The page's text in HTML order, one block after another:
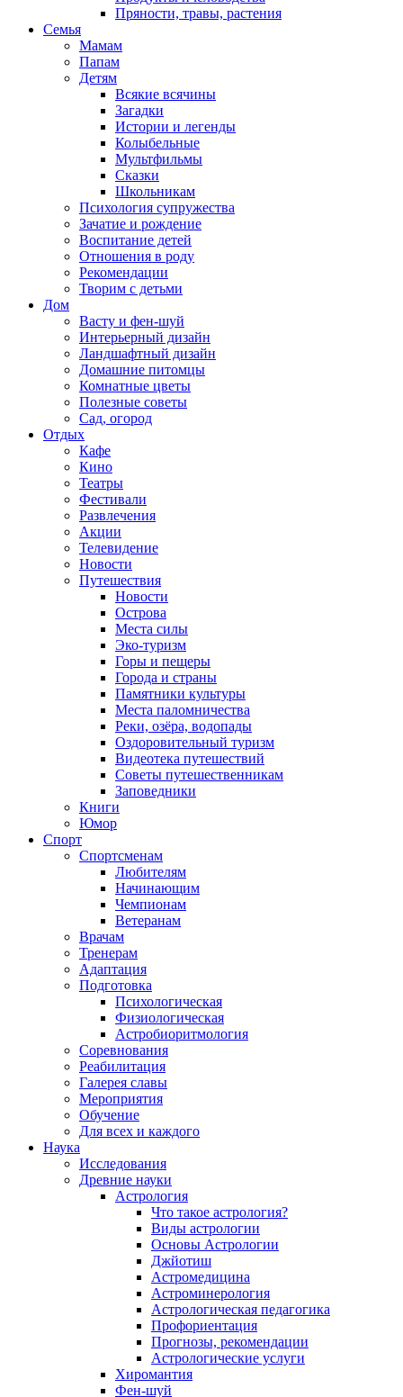
Пряности, травы, растения
Семья
Мамам
Папам
Детям
Всякие всячины
Загадки
Истории и легенды
Колыбельные
Мультфильмы
Сказки
Школьникам
Психология супружества
Зачатие и рождение
Воспитание детей
Отношения в роду
Рекомендации
Творим с детьми
Дом
Васту и фен-шуй
Интерьерный дизайн
Ландшафтный дизайн
Домашние питомцы
Комнатные цветы
Полезные советы
Сад, огород
Отдых
Кафе
Кино
Театры
Фестивали
Развлечения
Акции
Телевидение
Новости
Путешествия
Новости
Острова
Места силы
Эко-туризм
Горы и пещеры
Города и страны
Памятники культуры
Места паломничества
Реки, озёра, водопады
Оздоровительный туризм
Видеотека путешествий
Советы путешественникам
Заповедники
Книги
Юмор
Спорт
Спортсменам
Любителям
Начинающим
Чемпионам
Ветеранам
Врачам
Тренерам
Адаптация
Подготовка
Психологическая
Физиологическая
Астробиоритмология
Соревнования
Реабилитация
Галерея славы
Мероприятия
Обучение
Для всех и каждого
Наука
Исследования
Древние науки
Астрология
Что такое астрология?
Виды астрологии
Основы Астрологии
Джйотиш
Астромедицина
Астроминерология
Астрологическая педагогика
Профориентация
Прогнозы, рекомендации
Астрологические услуги
Хиромантия
Фен-шуй